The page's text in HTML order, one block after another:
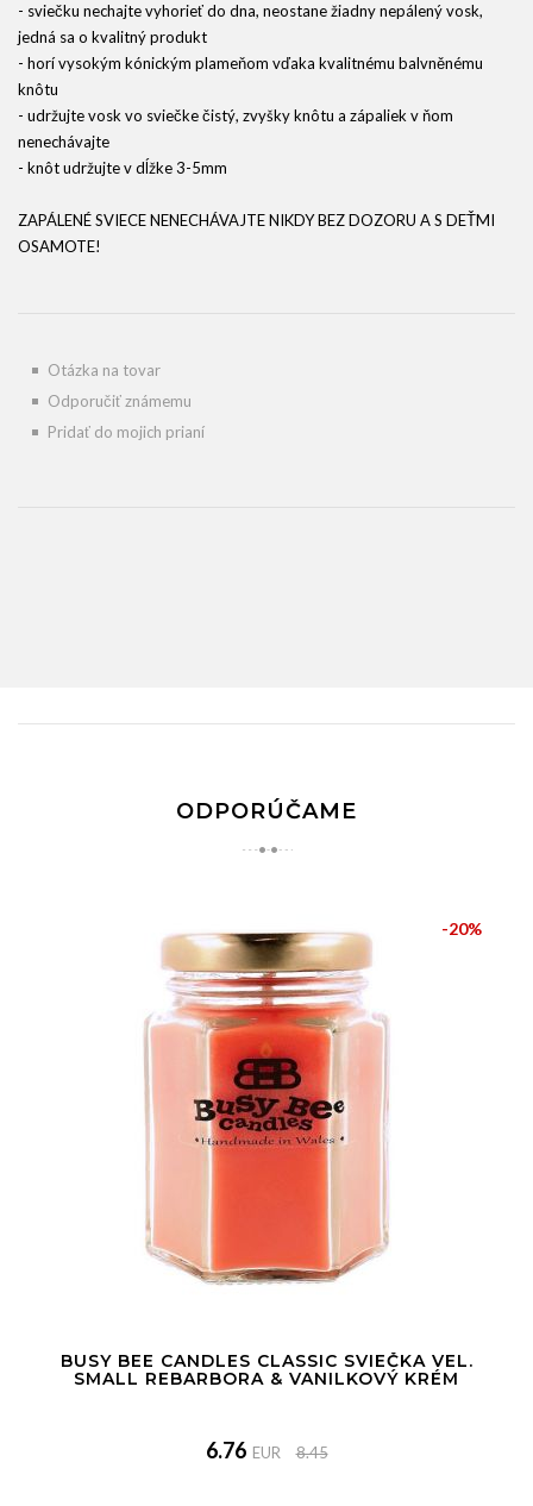
- sviečku nechajte vyhorieť do dna, neostane žiadny nepálený vosk,
jedná sa o kvalitný produkt
- horí vysokým kónickým plameňom vďaka kvalitnému balvněnému
knôtu
- udržujte vosk vo sviečke čistý, zvyšky knôtu a zápaliek v ňom
nenechávajte
- knôt udržujte v dĺžke 3-5mm
ZAPÁLENÉ SVIECE NENECHÁVAJTE NIKDY BEZ DOZORU A S DEŤMI
OSAMOTE!
Otázka na tovar
Odporučiť známemu
Pridať do mojich prianí
ODPORÚČAME
-20%
BUSY BEE CANDLES CLASSIC SVIEČKA VEL.
SMALL REBARBORA & VANILKOVÝ KRÉM
6.76 EUR 8.45